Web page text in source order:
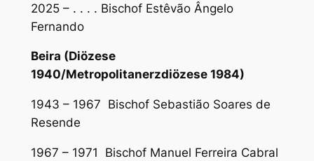
2025 – . . . . Bischof Estêvão Ângelo
Fernando
Beira (Diözese
1940/Metropolitanerzdiözese 1984)
1943 – 1967 Bischof Sebastião Soares de
Resende
1967 – 1971 Bischof Manuel Ferreira Cabral